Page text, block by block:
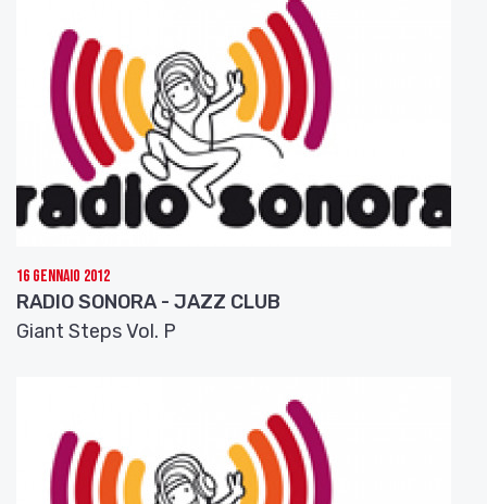
16 Gennaio 2012
RADIO SONORA - JAZZ CLUB
Giant Steps Vol. P